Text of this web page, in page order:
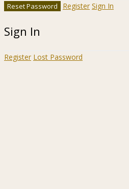
Register Sign In
Sign In
Register Lost Password